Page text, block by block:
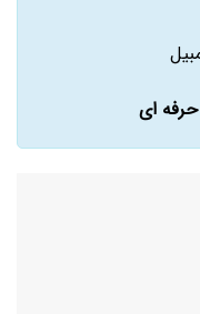
ای